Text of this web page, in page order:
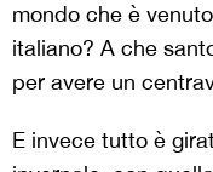
mondo che è
italiano? A che
per avere un
E invece tutto è